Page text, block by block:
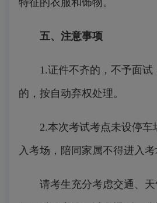
特征的衣服和饰物。
五、注意事项
1.证件不齐的，不予面试
的，按自动弃权处理。
2.本次考试考点未设停车
入考场，陪同家属不得进入考
请考生充分考虑交通、